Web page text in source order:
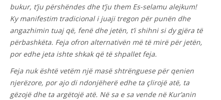
bukur, t’ju përshëndes dhe t’ju them Es-selamu alejkum!
Ky manifestim tradicional i juaji tregon për punën dhe
angazhimin tuaj që, fenë dhe jetën, t’i shihni si dy gjëra të
përbashkëta. Feja ofron alternativën më të mirë për jetën,
por edhe jeta ishte shkak që të shpallet feja.
Feja nuk është vetëm një masë shtrënguese për qenien
njerëzore, por ajo di ndonjëherë edhe ta çlirojë atë, ta
gëzojë dhe ta argëtojë atë. Në sa e sa vende në Kur’anin